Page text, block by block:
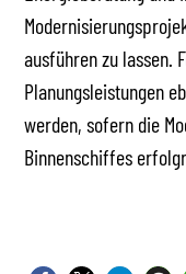
ausführen zu lassen.
Planungsleistungen
werden, sofern die
Binnenschiffes